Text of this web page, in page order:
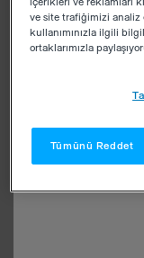
içerikleri ve reklamları
ve site trafiğimizi analiz
kullanımınızla ilgili
ortaklarımızla
Tümünü Reddet